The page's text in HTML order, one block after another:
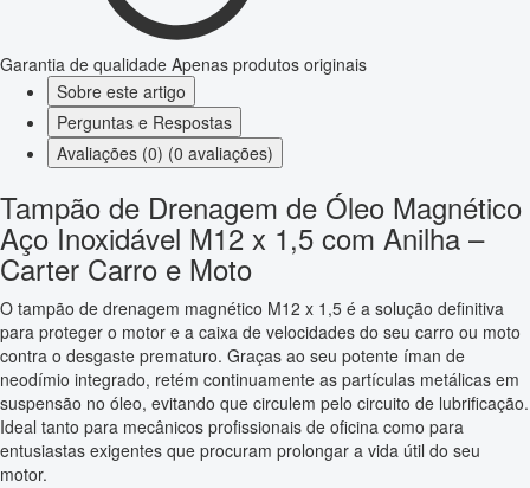
Garantia de qualidade Apenas produtos originais
Sobre este artigo
Perguntas e Respostas
Avaliações (0) (0 avaliações)
Tampão de Drenagem de Óleo Magnético
Aço Inoxidável M12 x 1,5 com Anilha –
Carter Carro e Moto
O tampão de drenagem magnético M12 x 1,5 é a solução definitiva
para proteger o motor e a caixa de velocidades do seu carro ou moto
contra o desgaste prematuro. Graças ao seu potente íman de
neodímio integrado, retém continuamente as partículas metálicas em
suspensão no óleo, evitando que circulem pelo circuito de lubrificação.
Ideal tanto para mecânicos profissionais de oficina como para
entusiastas exigentes que procuram prolongar a vida útil do seu
motor.